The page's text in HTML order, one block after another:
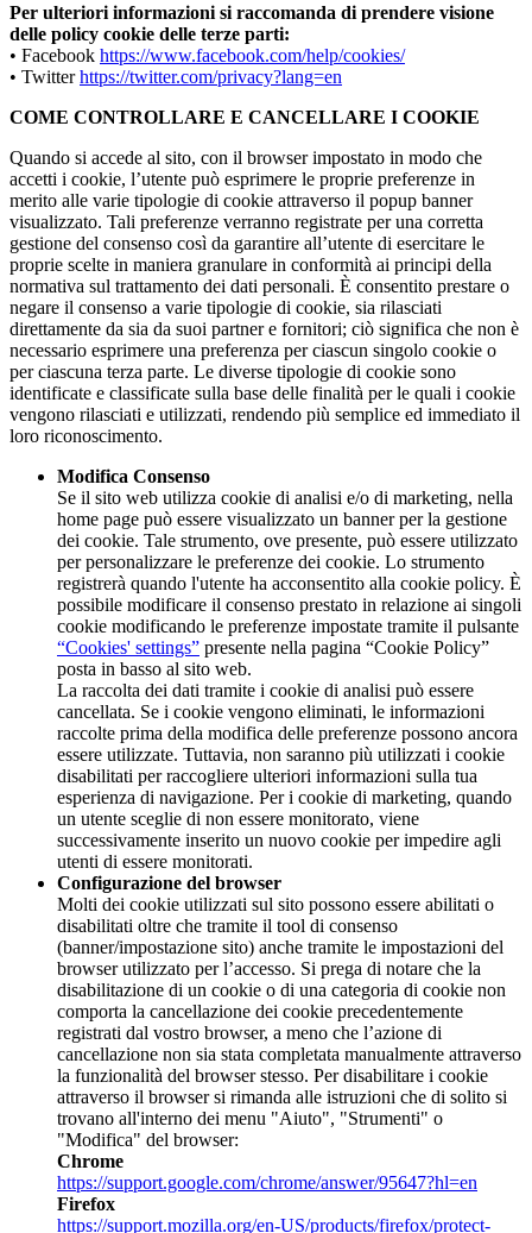
Per ulteriori informazioni si raccomanda di prendere visione
delle policy cookie delle terze parti:
• Facebook https://www.facebook.com/help/cookies/
• Twitterhttps://twitter.com/privacy?lang=en
COME CONTROLLARE E CANCELLARE I COOKIE
Quando si accede al sito, con il browser impostato in modo che
accetti i cookie, l’utente può esprimere le proprie preferenze in
merito alle varie tipologie di cookie attraverso il popup banner
visualizzato. Tali preferenze verranno registrate per una corretta
gestione del consenso così da garantire all’utente di esercitare le
proprie scelte in maniera granulare in conformità ai principi della
normativa sul trattamento dei dati personali. È consentito prestare o
negare il consenso a varie tipologie di cookie, sia rilasciati
direttamente da sia da suoi partner e fornitori; ciò significa che non è
necessario esprimere una preferenza per ciascun singolo cookie o
per ciascuna terza parte. Le diverse tipologie di cookie sono
identificate e classificate sulla base delle finalità per le quali i cookie
vengono rilasciati e utilizzati, rendendo più semplice ed immediato il
loro riconoscimento.
Modifica Consenso
Se il sito web utilizza cookie di analisi e/o di marketing, nella
home page può essere visualizzato un banner per la gestione
dei cookie. Tale strumento, ove presente, può essere utilizzato
per personalizzare le preferenze dei cookie. Lo strumento
registrerà quando l'utente ha acconsentito alla cookie policy. È
possibile modificare il consenso prestato in relazione ai singoli
cookie modificando le preferenze impostate tramite il pulsante
“Cookies' settings” presente nella pagina “Cookie Policy”
posta in basso al sito web.
La raccolta dei dati tramite i cookie di analisi può essere
cancellata. Se i cookie vengono eliminati, le informazioni
raccolte prima della modifica delle preferenze possono ancora
essere utilizzate. Tuttavia, non saranno più utilizzati i cookie
disabilitati per raccogliere ulteriori informazioni sulla tua
esperienza di navigazione. Per i cookie di marketing, quando
un utente sceglie di non essere monitorato, viene
successivamente inserito un nuovo cookie per impedire agli
utenti di essere monitorati.
Configurazione del browser
Molti dei cookie utilizzati sul sito possono essere abilitati o
disabilitati oltre che tramite il tool di consenso
(banner/impostazione sito) anche tramite le impostazioni del
browser utilizzato per l’accesso. Si prega di notare che la
disabilitazione di un cookie o di una categoria di cookie non
comporta la cancellazione dei cookie precedentemente
registrati dal vostro browser, a meno che l’azione di
cancellazione non sia stata completata manualmente attraverso
la funzionalità del browser stesso. Per disabilitare i cookie
attraverso il browser si rimanda alle istruzioni che di solito si
trovano all'interno dei menu "Aiuto", "Strumenti" o
"Modifica" del browser:
Chrome
https://support.google.com/chrome/answer/95647?hl=en
Firefox
https://support.mozilla.org/en-US/products/firefox/protect-